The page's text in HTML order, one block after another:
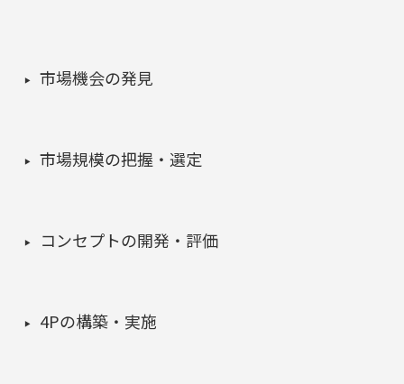
市場機会の発見
市場規模の把握・選定
コンセプトの開発・評価
4Pの構築・実施